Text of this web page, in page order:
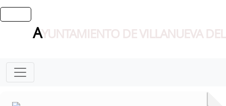
AYUNTAMIENTO DE VILLANUEVA